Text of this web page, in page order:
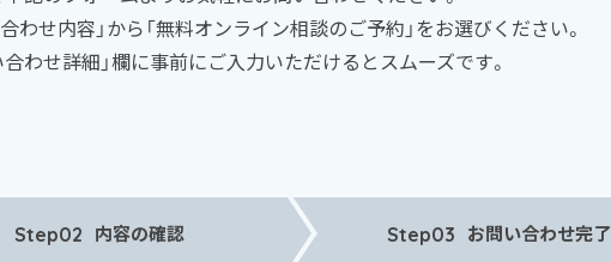
わせ内容」から「無料オンライン相談のご予約」をお選びください。
わせ詳細」欄に事前にご入力いただけるとスムーズです。
Step02 内容の確認 Step03 お問い合わせ完了